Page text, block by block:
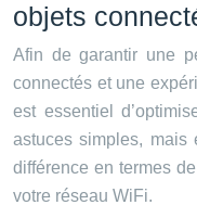
objets
Afin de garantir une
connectés et une
est essentiel
astuces simples, mais
différence en termes
votre réseau WiFi.